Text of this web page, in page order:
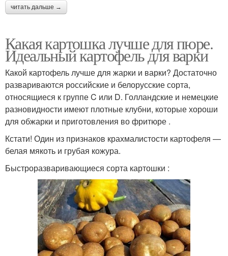
читать дальше →
Какая картошка лучше для пюре.
Идеальный картофель для варки
Какой картофель лучше для жарки и варки? Достаточно
развариваются российские и белорусские сорта,
относящиеся к группе C или D. Голландские и немецкие
разновидности имеют плотные клубни, которые хороши
для обжарки и приготовления во фритюре .
Кстати! Один из признаков крахмалистости картофеля —
белая мякоть и грубая кожура.
Быстроразваривающиеся сорта картошки :